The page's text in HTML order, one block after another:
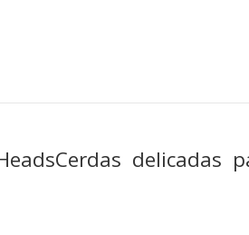
delicadas